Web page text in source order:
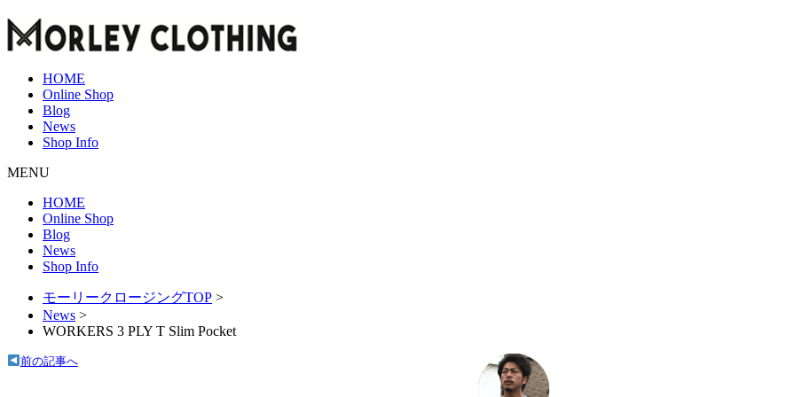
HOME
Online Shop
Blog
News
Shop Info
MENU
HOME
Online Shop
Blog
News
Shop Info
モーリークロージングTOP >
News >
WORKERS 3 PLY T Slim Pocket
前の記事へ